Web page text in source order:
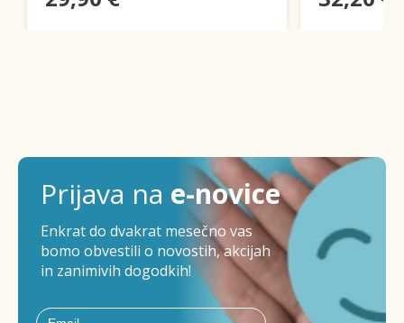
Prijava na e-novice
Enkrat do dvakrat mesečno vas
bomo obvestili o novostih, akcijah
in zanimivih dogodkih!